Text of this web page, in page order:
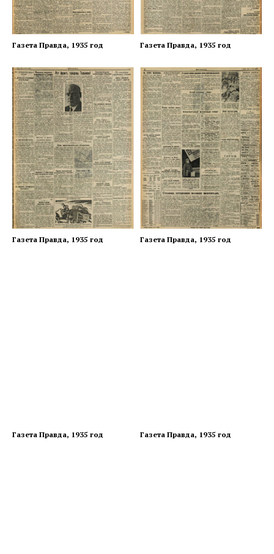
Газета Правда, 1935 год Газета Правда, 1935 год
Газета Правда, 1935 год Газета Правда, 1935 год
Газета Правда, 1935 год Газета Правда, 1935 год